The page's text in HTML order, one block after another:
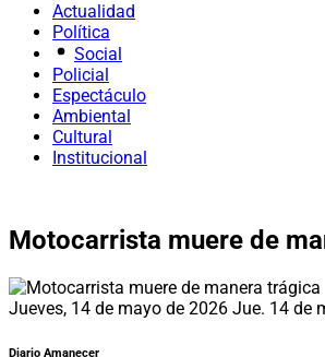
Actualidad
Política
Social
Policial
Espectáculo
Ambiental
Cultural
Institucional
Motocarrista muere de
Jueves, 14 de mayo de 2026 Jue. 14 de
Diario Amanecer